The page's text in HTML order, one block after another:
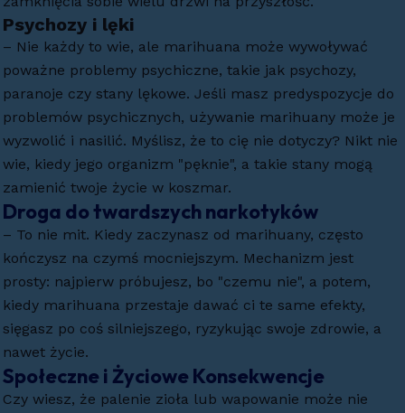
Psychozy i lęki
– Nie każdy to wie, ale marihuana może wywoływać
poważne problemy psychiczne, takie jak psychozy,
paranoje czy stany lękowe. Jeśli masz predyspozycje do
problemów psychicznych, używanie marihuany może je
wyzwolić i nasilić. Myślisz, że to cię nie dotyczy? Nikt nie
wie, kiedy jego organizm "pęknie", a takie stany mogą
zamienić twoje życie w koszmar.
Droga do twardszych narkotyków
– To nie mit. Kiedy zaczynasz od marihuany, często
kończysz na czymś mocniejszym. Mechanizm jest
prosty: najpierw próbujesz, bo "czemu nie", a potem,
kiedy marihuana przestaje dawać ci te same efekty,
sięgasz po coś silniejszego, ryzykując swoje zdrowie, a
nawet życie.
Społeczne i Życiowe Konsekwencje
Czy wiesz, że palenie zioła lub wapowanie może nie